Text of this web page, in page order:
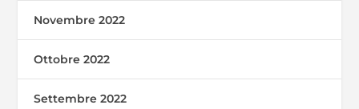
Novembre 2022
Ottobre 2022
Settembre 2022